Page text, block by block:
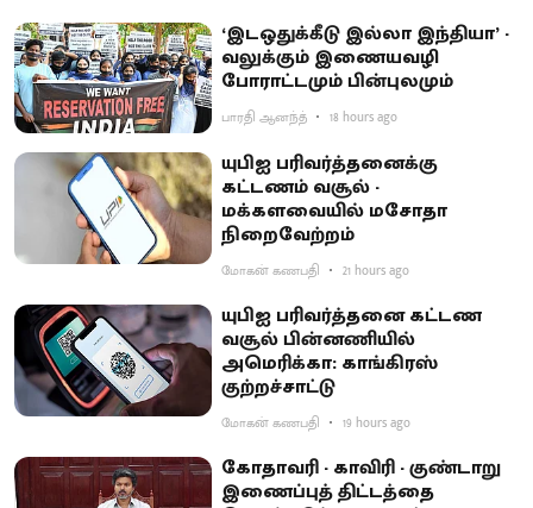
‘இடஒதுக்கீடு இல்லா இந்தியா’ -
வலுக்கும் இணையவழி
போராட்டமும் பின்புலமும்
பாரதி ஆனந்த் 18 hours ago
யுபிஐ பரிவர்த்தனைக்கு
கட்டணம் வசூல் -
மக்களவையில் மசோதா
நிறைவேற்றம்
மோகன் கணபதி 21 hours ago
யுபிஐ பரிவர்த்தனை கட்டண
வசூல் பின்னணியில்
அமெரிக்கா: காங்கிரஸ்
குற்றச்சாட்டு
மோகன் கணபதி 19 hours ago
கோதாவரி - காவிரி - குண்டாறு
இணைப்புத் திட்டத்தை